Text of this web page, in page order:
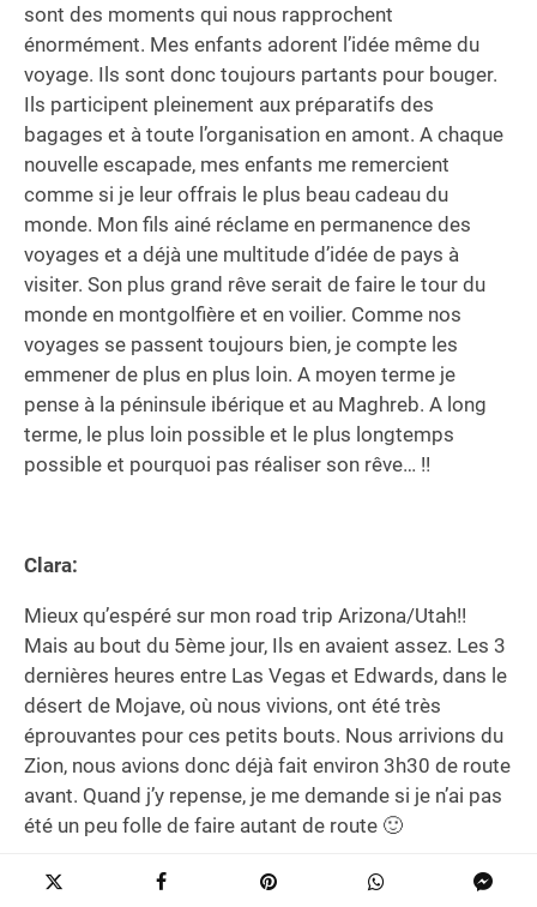
sont des moments qui nous rapprochent
énormément. Mes enfants adorent l’idée même du
voyage. Ils sont donc toujours partants pour bouger.
Ils participent pleinement aux préparatifs des
bagages et à toute l’organisation en amont. A chaque
nouvelle escapade, mes enfants me remercient
comme si je leur offrais le plus beau cadeau du
monde. Mon fils ainé réclame en permanence des
voyages et a déjà une multitude d’idée de pays à
visiter. Son plus grand rêve serait de faire le tour du
monde en montgolfière et en voilier. Comme nos
voyages se passent toujours bien, je compte les
emmener de plus en plus loin. A moyen terme je
pense à la péninsule ibérique et au Maghreb. A long
terme, le plus loin possible et le plus longtemps
possible et pourquoi pas réaliser son rêve… !!
Clara:
Mieux qu’espéré sur mon road trip Arizona/Utah!!
Mais au bout du 5ème jour, Ils en avaient assez. Les 3
dernières heures entre Las Vegas et Edwards, dans le
désert de Mojave, où nous vivions, ont été très
éprouvantes pour ces petits bouts. Nous arrivions du
Zion, nous avions donc déjà fait environ 3h30 de route
avant. Quand j’y repense, je me demande si je n’ai pas
été un peu folle de faire autant de route 🙂